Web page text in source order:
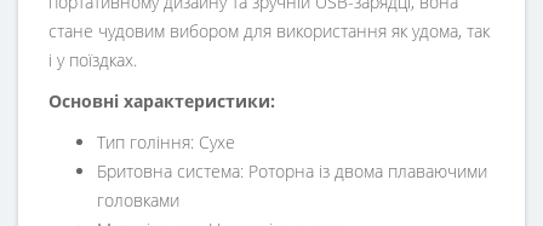
стане чудовим вибором для використання як удома, так
і у поїздках.
Основні характеристики:
Тип гоління: Сухе
Бритовна система: Роторна із двома плаваючими
головками